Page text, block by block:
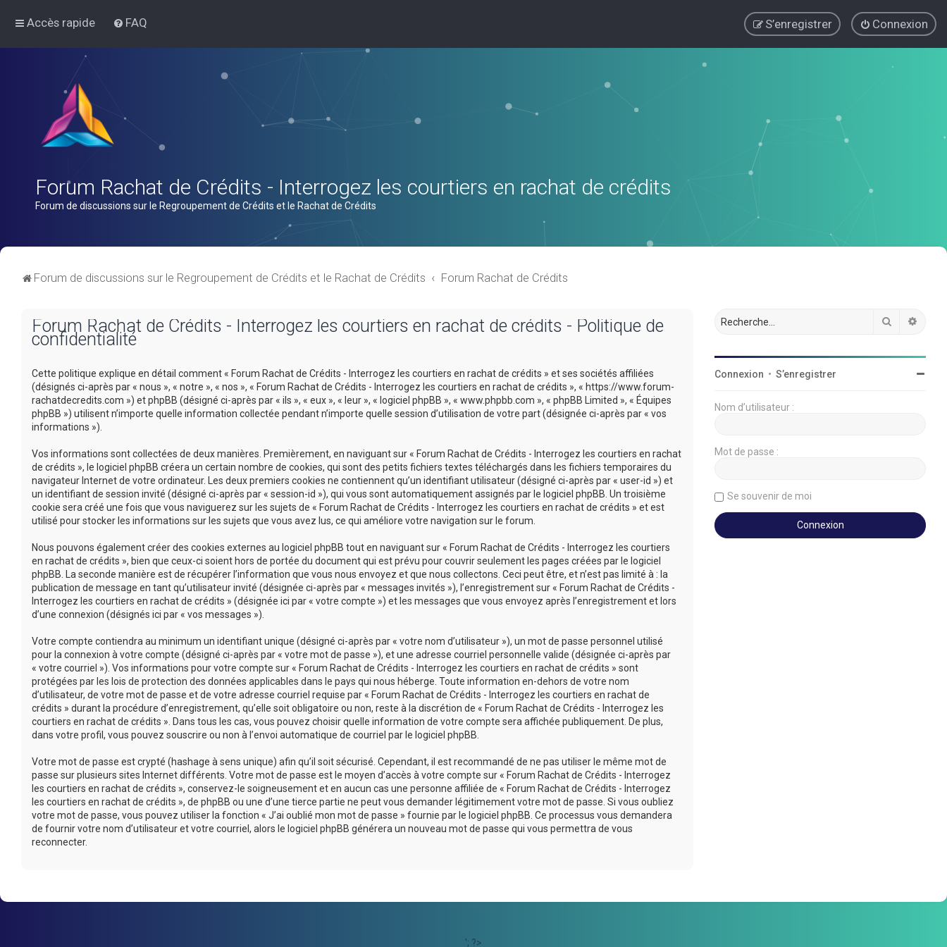
Accès rapide FAQ Connexion
S’enregistrer
Forum Rachat de Crédits - Interrogez les courtiers en rachat de crédits
Forum de discussions sur le Regroupement de Crédits et le Rachat de Crédits
Forum de discussions sur le Regroupement de Crédits et le Rachat de Crédits Forum Rachat de Crédits
Forum Rachat de Crédits - Interrogez les courtiers en rachat de crédits - Politique de
confidentialité
Cette politique explique en détail comment « Forum Rachat de Crédits - Interrogez les courtiers en rachat de crédits » et ses sociétés affiliées
(désignés ci-après par « nous », « notre », « nos », « Forum Rachat de Crédits - Interrogez les courtiers en rachat de crédits », « https://www.forum-
rachatdecredits.com ») et phpBB (désigné ci-après par « ils », « eux », « leur », « logiciel phpBB », « www.phpbb.com », « phpBB Limited », « Équipes
phpBB ») utilisent n’importe quelle information collectée pendant n’importe quelle session d’utilisation de votre part (désignée ci-après par « vos
informations »).
Vos informations sont collectées de deux manières. Premièrement, en naviguant sur « Forum Rachat de Crédits - Interrogez les courtiers en rachat
de crédits », le logiciel phpBB créera un certain nombre de cookies, qui sont des petits fichiers textes téléchargés dans les fichiers temporaires du
navigateur Internet de votre ordinateur. Les deux premiers cookies ne contiennent qu’un identifiant utilisateur (désigné ci-après par « user-id ») et
un identifiant de session invité (désigné ci-après par « session-id »), qui vous sont automatiquement assignés par le logiciel phpBB. Un troisième
cookie sera créé une fois que vous naviguerez sur les sujets de « Forum Rachat de Crédits - Interrogez les courtiers en rachat de crédits » et est
utilisé pour stocker les informations sur les sujets que vous avez lus, ce qui améliore votre navigation sur le forum.
Nous pouvons également créer des cookies externes au logiciel phpBB tout en naviguant sur « Forum Rachat de Crédits - Interrogez les courtiers
en rachat de crédits », bien que ceux-ci soient hors de portée du document qui est prévu pour couvrir seulement les pages créées par le logiciel
phpBB. La seconde manière est de récupérer l’information que vous nous envoyez et que nous collectons. Ceci peut être, et n’est pas limité à : la
publication de message en tant qu’utilisateur invité (désignée ci-après par « messages invités »), l’enregistrement sur « Forum Rachat de Crédits -
Interrogez les courtiers en rachat de crédits » (désignée ici par « votre compte ») et les messages que vous envoyez après l’enregistrement et lors
d’une connexion (désignés ici par « vos messages »).
Votre compte contiendra au minimum un identifiant unique (désigné ci-après par « votre nom d’utilisateur »), un mot de passe personnel utilisé
pour la connexion à votre compte (désigné ci-après par « votre mot de passe »), et une adresse courriel personnelle valide (désignée ci-après par
« votre courriel »). Vos informations pour votre compte sur « Forum Rachat de Crédits - Interrogez les courtiers en rachat de crédits » sont
protégées par les lois de protection des données applicables dans le pays qui nous héberge. Toute information en-dehors de votre nom
d’utilisateur, de votre mot de passe et de votre adresse courriel requise par « Forum Rachat de Crédits - Interrogez les courtiers en rachat de
crédits » durant la procédure d’enregistrement, qu’elle soit obligatoire ou non, reste à la discrétion de « Forum Rachat de Crédits - Interrogez les
courtiers en rachat de crédits ». Dans tous les cas, vous pouvez choisir quelle information de votre compte sera affichée publiquement. De plus,
dans votre profil, vous pouvez souscrire ou non à l’envoi automatique de courriel par le logiciel phpBB.
Votre mot de passe est crypté (hashage à sens unique) afin qu’il soit sécurisé. Cependant, il est recommandé de ne pas utiliser le même mot de
passe sur plusieurs sites Internet différents. Votre mot de passe est le moyen d’accès à votre compte sur « Forum Rachat de Crédits - Interrogez
les courtiers en rachat de crédits », conservez-le soigneusement et en aucun cas une personne affiliée de « Forum Rachat de Crédits - Interrogez
les courtiers en rachat de crédits », de phpBB ou une d’une tierce partie ne peut vous demander légitimement votre mot de passe. Si vous oubliez
votre mot de passe, vous pouvez utiliser la fonction « J’ai oublié mon mot de passe » fournie par le logiciel phpBB. Ce processus vous demandera
de fournir votre nom d’utilisateur et votre courriel, alors le logiciel phpBB générera un nouveau mot de passe qui vous permettra de vous
reconnecter.
Rechercher
Connexion • S’enregistrer
Nom d’utilisateur :
Mot de passe :
Se souvenir de moi
'; ?>